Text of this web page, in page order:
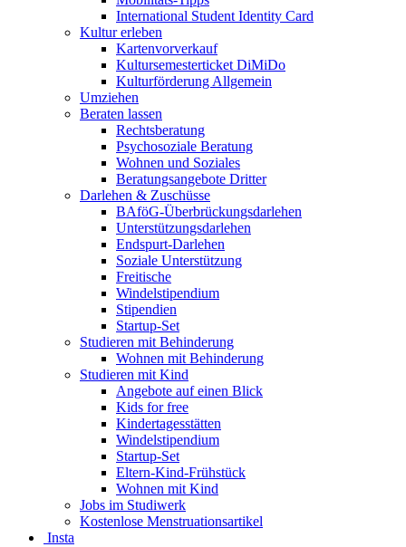
International Student Identity Card
Kultur erleben
Kartenvorverkauf
Kultursemesterticket DiMiDo
Kulturförderung Allgemein
Umziehen
Beraten lassen
Rechtsberatung
Psychosoziale Beratung
Wohnen und Soziales
Beratungsangebote Dritter
Darlehen & Zuschüsse
BAföG-Überbrückungsdarlehen
Unterstützungsdarlehen
Endspurt-Darlehen
Soziale Unterstützung
Freitische
Windelstipendium
Stipendien
Startup-Set
Studieren mit Behinderung
Wohnen mit Behinderung
Studieren mit Kind
Angebote auf einen Blick
Kids for free
Kindertagesstätten
Windelstipendium
Startup-Set
Eltern-Kind-Frühstück
Wohnen mit Kind
Jobs im Studiwerk
Kostenlose Menstruationsartikel
Insta